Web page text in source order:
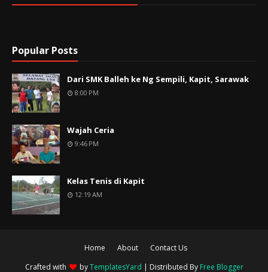
Popular Posts
Dari SMK Balleh ke Ng Sempili, Kapit, Sarawak
8:00 PM
Wajah Ceria
9:46 PM
Kelas Tenis di Kapit
12:19 AM
Home About
Contact Us
Crafted with
byTemplatesYard | Distributed By Free Blogger